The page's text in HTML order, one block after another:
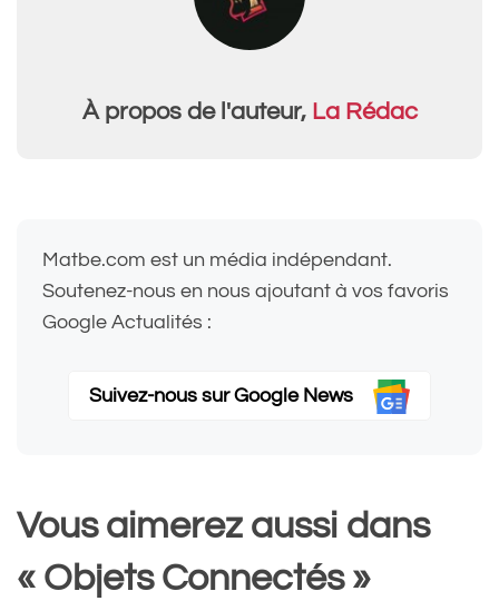
À propos de l'auteur, La Rédac
Matbe.com est un média indépendant.
Soutenez-nous en nous ajoutant à vos favoris
Google Actualités :
Suivez-nous sur Google News
Vous aimerez aussi dans
« Objets Connectés »